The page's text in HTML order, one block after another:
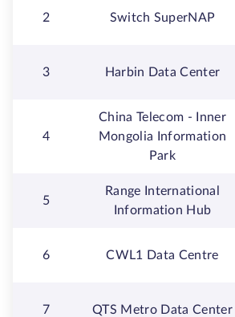
2 Switch SuperNAP
3 Harbin Data Center
4
China Telecom - Inner
Mongolia Information
Park
5
Range International
Information Hub
6 CWL1 Data Centre
7 QTS Metro Data Center